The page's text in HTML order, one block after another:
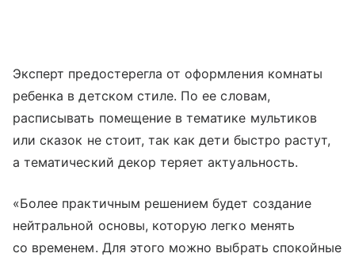
Эксперт предостерегла от оформления комнаты
ребенка в детском стиле. По ее словам,
расписывать помещение в тематике мультиков
или сказок не стоит, так как дети быстро растут,
а тематический декор теряет актуальность.
«Более практичным решением будет создание
нейтральной основы, которую легко менять
со временем. Для этого можно выбрать спокойные